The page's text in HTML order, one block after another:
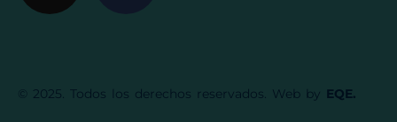
© 2025. Todos los derechos reservados. Web by EQE.